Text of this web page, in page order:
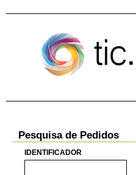
Pesquisa de Pedidos
IDENTIFICADOR